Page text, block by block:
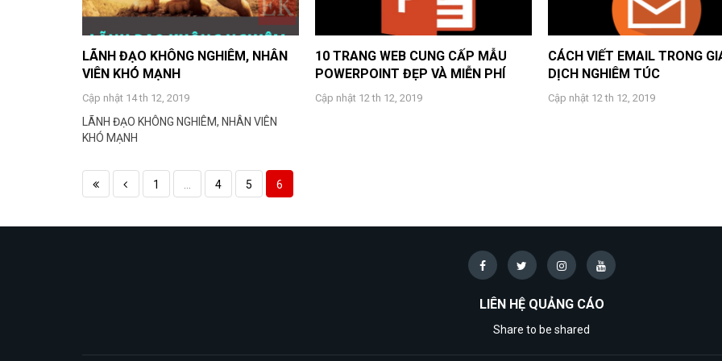
LÃNH ĐẠO KHÔNG NGHIÊM, NHÂN
VIÊN KHÓ MẠNH
Cập nhật 14 th 12, 2019
LÃNH ĐẠO KHÔNG NGHIÊM, NHÂN VIÊN
KHÓ MẠNH
10 TRANG WEB CUNG CẤP MẪU
POWERPOINT ĐẸP VÀ MIỄN PHÍ
Cập nhật 12 th 12, 2019
CÁCH VIẾT EMAIL TRONG
DỊCH NGHIÊM TÚC
Cập nhật 12 th 12, 2019
1 4 5 6
LIÊN HỆ QUẢNG CÁO
Share to be shared